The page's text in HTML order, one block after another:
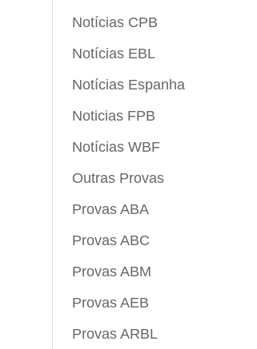
Notícias CPB
Notícias EBL
Notícias Espanha
Noticias FPB
Notícias WBF
Outras Provas
Provas ABA
Provas ABC
Provas ABM
Provas AEB
Provas ARBL